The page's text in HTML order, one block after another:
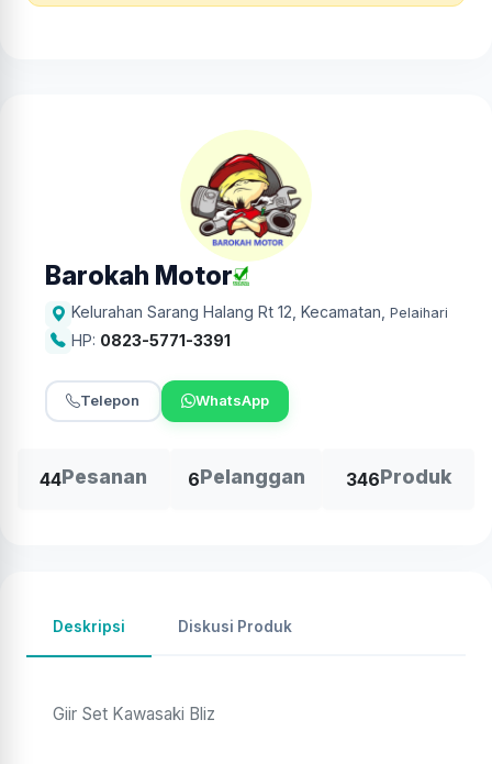
Barokah Motor
Kelurahan Sarang Halang Rt 12, Kecamatan Pelaihari
HP: 0823-5771-3391
Telepon WhatsApp
44Pesanan 6Pelanggan 346Produk
Deskripsi Diskusi Produk
Giir Set Kawasaki Bliz